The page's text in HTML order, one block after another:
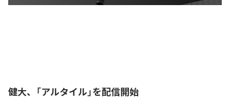
健大、「アルタイル」を配信開始